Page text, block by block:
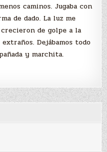
caminos. Jugaba con
de dado. La luz me
crecieron de golpe a la
Dejábamos todo
y marchita.